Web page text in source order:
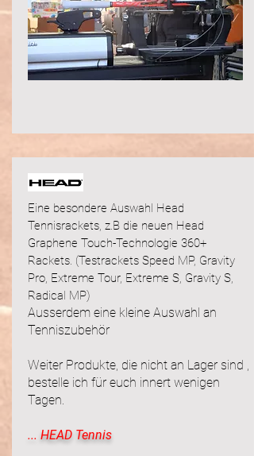
Eine besondere Auswahl Head
Tennisrackets, z.B die neuen Head
Graphene Touch-Technologie 360+
Rackets. (Testrackets Speed MP, Gravity
Pro, Extreme Tour, Extreme S, Gravity S,
Radical MP)
Ausserdem eine kleine Auswahl an
Tenniszubehör
Weiter Produkte, die nicht an Lager sind ,
bestelle ich für euch innert wenigen
Tagen.
... HEAD Tennis